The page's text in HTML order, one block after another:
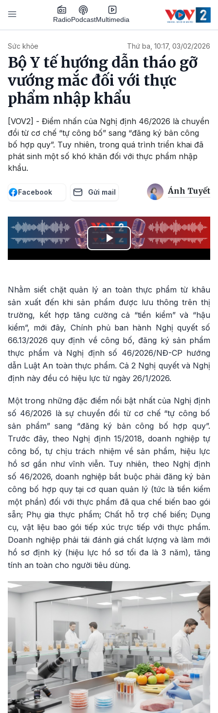
Nhảy đến nội dung
RadioPodcastMultimedia
Sức khỏe Thứ ba, 10:17, 03/02/2026
Bộ Y tế hướng dẫn tháo gỡ
vướng mắc đối với thực
phẩm nhập khẩu
[VOV2] - Điểm nhấn của Nghị định 46/2026 là chuyển
đổi từ cơ chế “tự công bố” sang “đăng ký bản công
bố hợp quy”. Tuy nhiên, trong quá trình triển khai đã
phát sinh một số khó khăn đối với thực phẩm nhập
khẩu.
Facebook Gửi mail Ánh Tuyết
Play
Nhằm siết chặt quản lý an toàn thực phẩm từ khâu
sản xuất đến khi sản phẩm được lưu thông trên thị
trường, kết hợp tăng cường cả “tiền kiểm” và “hậu
kiểm”, mới đây, Chính phủ ban hành Nghị quyết số
66.13/2026 quy định về công bố, đăng ký sản phẩm
thực phẩm và Nghị định số 46/2026/NĐ-CP hướng
dẫn Luật An toàn thực phẩm. Cả 2 Nghị quyết và Nghị
định này đều có hiệu lực từ ngày 26/1/2026.
Một trong những đặc điểm nổi bật nhất của Nghị định
số 46/2026 là sự chuyển đổi từ cơ chế “tự công bố
sản phẩm” sang “đăng ký bản công bố hợp quy”.
Trước đây, theo Nghị định 15/2018, doanh nghiệp tự
công bố, tự chịu trách nhiệm về sản phẩm, hiệu lực
hồ sơ gần như vĩnh viễn. Tuy nhiên, theo Nghị định
số 46/2026, doanh nghiệp bắt buộc phải đăng ký bản
công bố hợp quy tại cơ quan quản lý (tức là tiền kiểm
một phần) đối với thực phẩm đã qua chế biến bao gói
sẵn; Phụ gia thực phẩm; Chất hỗ trợ chế biến; Dụng
cụ, vật liệu bao gói tiếp xúc trực tiếp với thực phẩm.
Doanh nghiệp phải tái đánh giá chất lượng và làm mới
hồ sơ định kỳ (hiệu lực hồ sơ tối đa là 3 năm), tăng
tính an toàn cho người tiêu dùng.